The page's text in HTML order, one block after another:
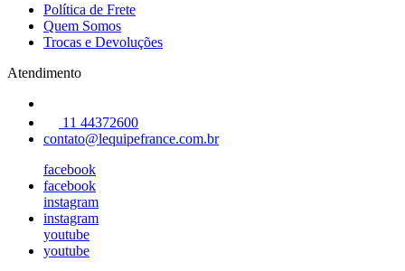
Política de Frete
Quem Somos
Trocas e Devoluções
Atendimento
11 44372600
contato@lequipefrance.com.br
facebook
facebook
instagram
instagram
youtube
youtube